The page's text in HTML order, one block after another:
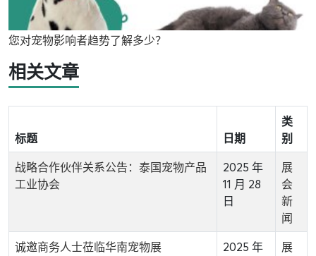
您对宠物影响者趋势了解多少？
相关文章
标题 日期
类
别
战略合作伙伴关系公告：泰国宠物产品
工业协会
2025 年
11 月 28
日
展
会
新
闻
诚邀商务人士莅临华南宠物展
2025 年
展